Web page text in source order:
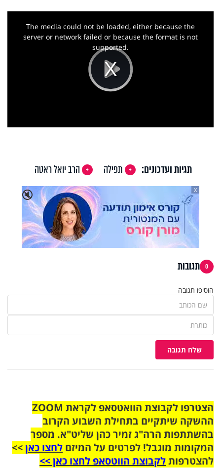
Play
This
The media could not be loaded, either because the
server or network failed or because the format is not
supported.
תגיות ועדכונים: תפילה
הרב יואל ראטה
🔇
X
0 תגובות
הוסיפו תגובה
שלח תגובה
הצטרפו לקבוצת הוואטסאפ לקראת ZOOM
ההשקה שיתקיים בתחילת השבוע הקרוב
בהשתתפות הרה"ג זמיר כהן שליט"א. מספר
המקומות מוגבל! לפרטים על המיזם לחצו כאן>>
להצטרפותלקבוצת הווטסאפ לחצו כאן >>